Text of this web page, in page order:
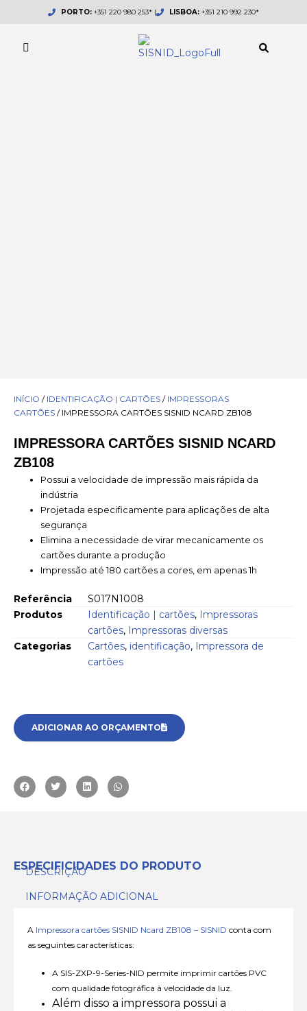
PORTO: +351 220 980 253* | LISBOA:+351 210 992 230*
INÍCIO / IDENTIFICAÇÃO | CARTÕES / IMPRESSORAS
CARTÕES / IMPRESSORA CARTÕES SISNID NCARD ZB108
IMPRESSORA CARTÕES SISNID NCARD
ZB108
Possui a velocidade de impressão mais rápida da
indústria
Projetada especificamente para aplicações de alta
segurança
Elimina a necessidade de virar mecanicamente os
cartões durante a produção
Impressão até 180 cartões a cores, em apenas 1h
Referência
S017N1008
Produtos
Identificação | cartões, Impressoras
cartões, Impressoras diversas
Categorias
Cartões, identificação, Impressora de
cartões
ADICIONAR AO ORÇAMENTO
ESPECIFICIDADES DO PRODUTO
DESCRIÇÃO
INFORMAÇÃO ADICIONAL
A Impressora cartões SISNID Ncard ZB108 – SISNID conta com
as seguintes características:
A SIS-ZXP-9-Series-NID permite imprimir cartões PVC
com qualidade fotográfica à velocidade da luz.
Além disso a impressora possui a